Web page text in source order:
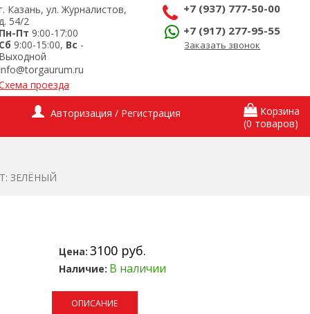
Казань, ул. Журналистов,
54/2
Пн-Пт 9:00-17:00
Сб 9:00-15:00, Вс -
Выходной
проезда
+7 (937) 777-50-00
+7 (917) 277-95-55
Заказать звонок
Авторизация / Регистрация
Корзина
(0 товаров)
ЗЕЛЁНЫЙ
Цена: 3100 руб.
Наличие: В наличии
ОПИСАНИЕ